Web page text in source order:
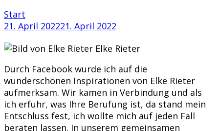
Start
21. April 202221. April 2022
Elke Rieter
Durch Facebook wurde ich auf die
wunderschönen Inspirationen von Elke Rieter
aufmerksam. Wir kamen in Verbindung und als
ich erfuhr, was Ihre Berufung ist, da stand mein
Entschluss fest, ich wollte mich auf jeden Fall
beraten lassen. In unserem gemeinsamen